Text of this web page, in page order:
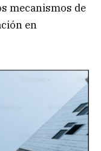
mecanismos de
en